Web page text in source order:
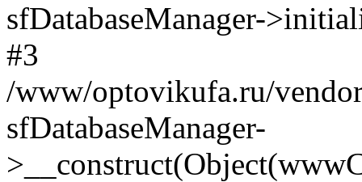
sfDatabaseManager-
#3
/www/optovikufa.ru/
sfDatabaseManager-